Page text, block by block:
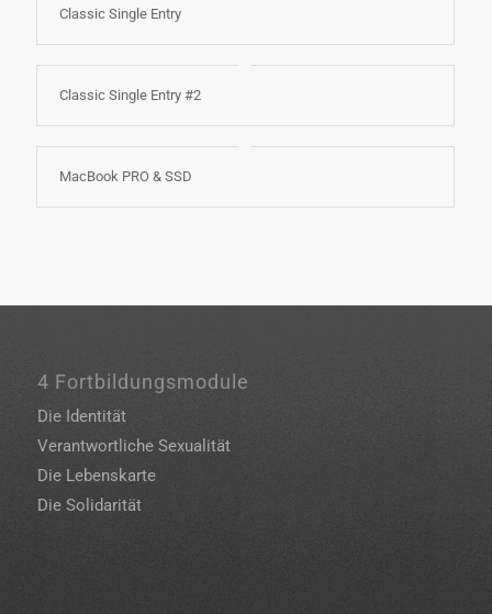
Classic Single Entry
Classic Single Entry #2
MacBook PRO & SSD
4 Fortbildungsmodule
Die Identität
Verantwortliche Sexualität
Die Lebenskarte
Die Solidarität